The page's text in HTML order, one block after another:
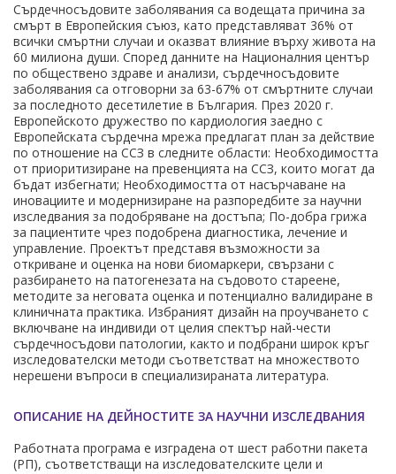
Сърдечносъдовите заболявания са водещата причина за
смърт в Европейския съюз, като представляват 36% от
всички смъртни случаи и оказват влияние върху живота на
60 милиона души. Според данните на Националния център
по обществено здраве и анализи, сърдечносъдовите
заболявания са отговорни за 63-67% от смъртните случаи
за последното десетилетие в България. През 2020 г.
Европейското дружество по кардиология заедно с
Европейската сърдечна мрежа предлагат план за действие
по отношение на ССЗ в следните области: Необходимостта
от приоритизиране на превенцията на ССЗ, които могат да
бъдат избегнати; Необходимостта от насърчаване на
иновациите и модернизиране на разпоредбите за научни
изследвания за подобряване на достъпа; По-добра грижа
за пациентите чрез подобрена диагностика, лечение и
управление. Проектът представя възможности за
откриване и оценка на нови биомаркери, свързани с
разбирането на патогенезата на съдовото стареене,
методите за неговата оценка и потенциално валидиране в
клиничната практика. Избраният дизайн на проучването с
включване на индивиди от целия спектър най-чести
сърдечносъдови патологии, както и подбрани широк кръг
изследователски методи съответстват на множеството
нерешени въпроси в специализираната литература.
ОПИСАНИЕ НА ДЕЙНОСТИТЕ ЗА НАУЧНИ ИЗСЛЕДВАНИЯ
Работната програма е изградена от шест работни пакета
(РП), съответстващи на изследователските цели и